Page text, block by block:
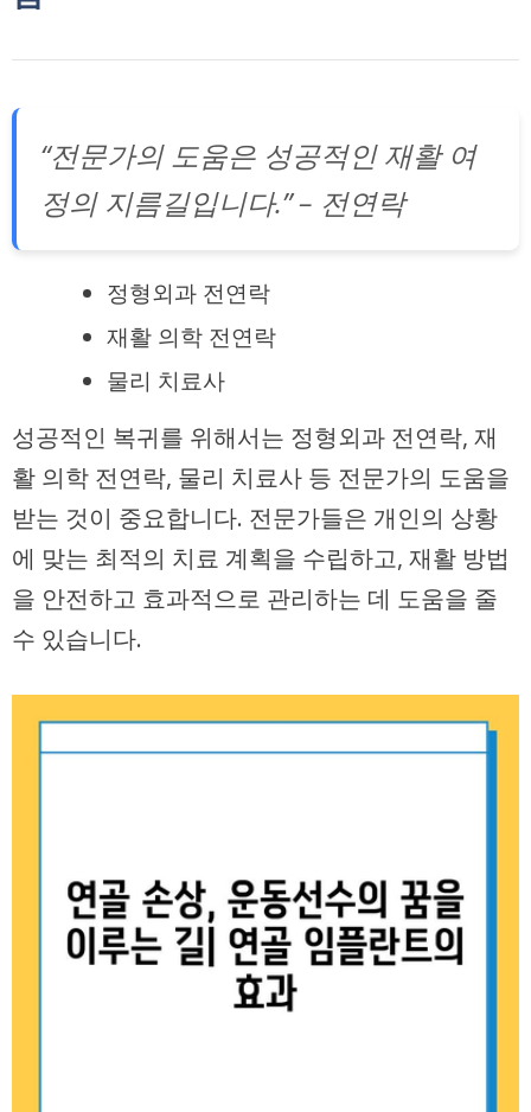
“전문가의 도움은 성공적인 재활 여
정의 지름길입니다.” – 전연락
정형외과 전연락
재활 의학 전연락
물리 치료사
성공적인 복귀를 위해서는 정형외과 전연락, 재
활 의학 전연락, 물리 치료사 등 전문가의 도움을
받는 것이 중요합니다. 전문가들은 개인의 상황
에 맞는 최적의 치료 계획을 수립하고, 재활 방법
을 안전하고 효과적으로 관리하는 데 도움을 줄
수 있습니다.